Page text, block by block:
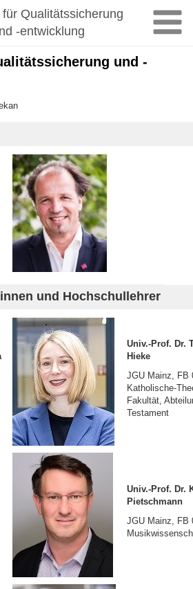
Qualitätssicherung
-entwicklung
und -
und Hochschullehrer
Univ.-Prof. Dr.
Hieke
JGU Mainz,
Katholische-
Fakultät,
Testament
Univ.-Prof. Dr.
Pietschmann
JGU Mainz, FB